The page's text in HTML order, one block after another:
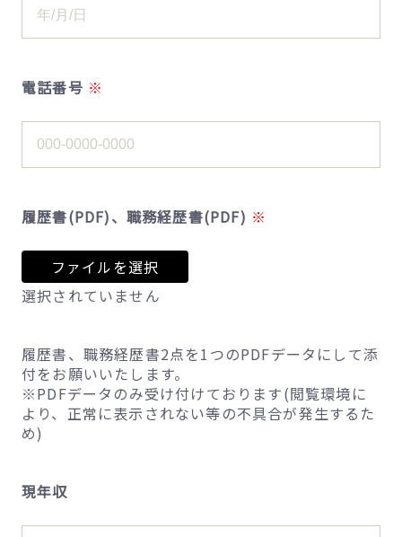
電話番号
履歴書(PDF)、職務経歴書(PDF)
ファイルを選択
選択されていません
履歴書、職務経歴書2点を1つのPDFデータにして添
付をお願いいたします。
※PDFデータのみ受け付けております(閲覧環境に
より、正常に表示されない等の不具合が発生するた
め)
現年収